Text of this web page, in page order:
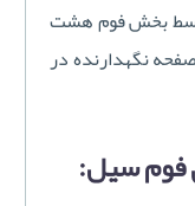
بخش فوم هشت
نگهدارنده در
فوم سیل: